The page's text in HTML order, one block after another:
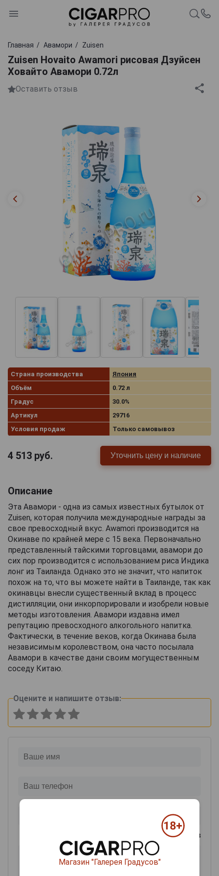
Главная Авамори Zuisen
Zuisen Hovaito Awamori рисовая Дзуйсен
Ховайто Авамори 0.72л
Оставить отзыв
Страна производства
Япония
Объём
0.72 л
Градус
30.0%
Артикул
29716
Условия продаж
Только самовывоз
4 513 руб. Уточнить цену и наличие
Описание
Эта Авамори - одна из самых известных бутылок от
Zuisen, которая получила международные награды за
свое превосходный вкус. Awamori производится на
Окинаве по крайней мере с 15 века. Первоначально
представленный тайскими торговцами, авамори до
сих пор производится с использованием риса Индика
лонг из Таиланда. Однако это не значит, что напиток
похож на то, что вы можете найти в Таиланде, так как
окинавцы внесли существенный вклад в процесс
дистилляции, они инкорпорировали и изобрели новые
методы изготовления. Авамори издавна имел
репутацию превосходного алкогольного напитка.
Фактически, в течение веков, когда Окинава была
независимым королевством, она часто посылала
Авамори в качестве дани своим могущественным
соседу Китаю.
Оцените и напишите отзыв:
из 2000 знаков
Магазин "Галерея Градусов"